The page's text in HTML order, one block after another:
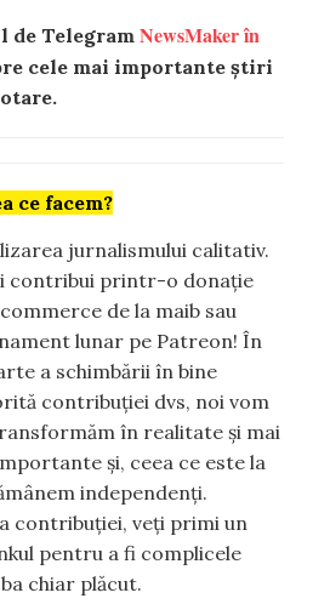
de Telegram NewsMaker în
cele mai importante știri
ce facem?
jurnalismului calitativ.
contribui printr-o donație
de la maib sau
lunar pe Patreon! În
a schimbării în bine
contribuției dvs, noi vom
în realitate și mai
și, ceea ce este la
independenți.
contribuției, veți primi un
pentru a fi complicele
chiar plăcut.